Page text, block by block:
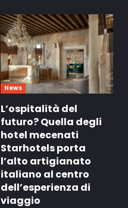
News
L’ospitalità del
futuro? Quella degli
hotel mecenati
Starhotels porta
l’alto artigianato
italiano al centro
dell’esperienza di
viaggio